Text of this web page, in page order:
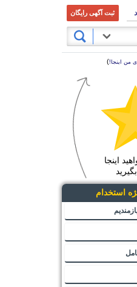
ثبت آگهی رایگان
من اینجا!)
اینجا
استخدام